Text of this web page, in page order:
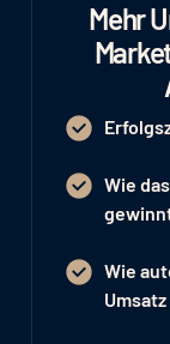
Mehr
Wie
Wie